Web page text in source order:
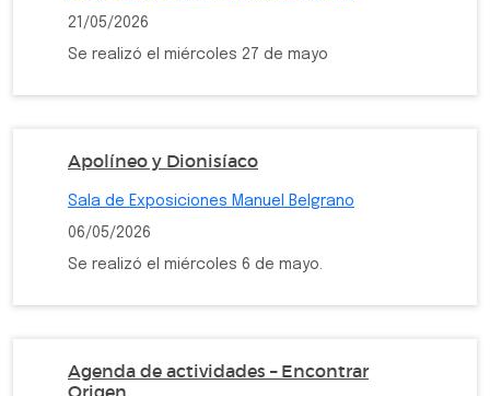
21/05/2026
Se realizó el miércoles 27 de mayo
Apolíneo y Dionisíaco
Sala de Exposiciones Manuel Belgrano
06/05/2026
Se realizó el miércoles 6 de mayo.
Agenda de actividades – Encontrar
Origen